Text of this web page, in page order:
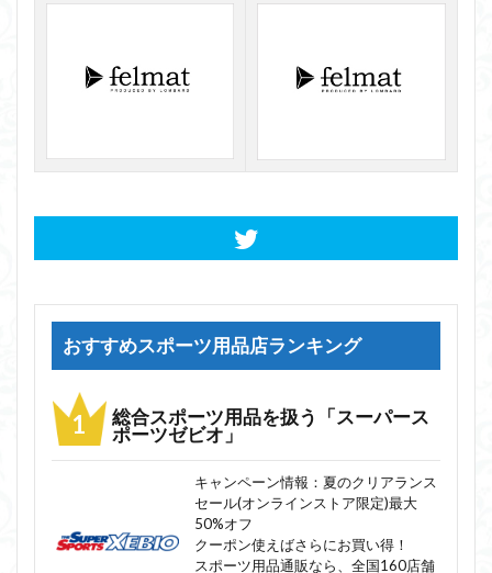
おすすめスポーツ用品店ランキング
総合スポーツ用品を扱う「スーパース
ポーツゼビオ」
キャンペーン情報：夏のクリアランス
セール(オンラインストア限定)最大
50%オフ
クーポン使えばさらにお買い得！
スポーツ用品通販なら、全国160店舗